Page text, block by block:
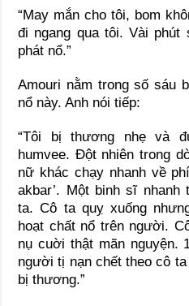
“May mắn cho tôi, bom
đi ngang qua tôi. Vài phút
phát nổ.”
Amouri nằm trong số sáu
nổ này. Anh nói tiếp:
“Tôi bị thương nhẹ và
humvee. Đột nhiên trong
nữ khác chạy nhanh về
akbar’. Một binh sĩ
ta. Cô ta quỵ xuống
hoạt chất nổ trên người.
nụ cuời thật mãn nguyện.
người tị nạn chết theo cô
bị thương.”